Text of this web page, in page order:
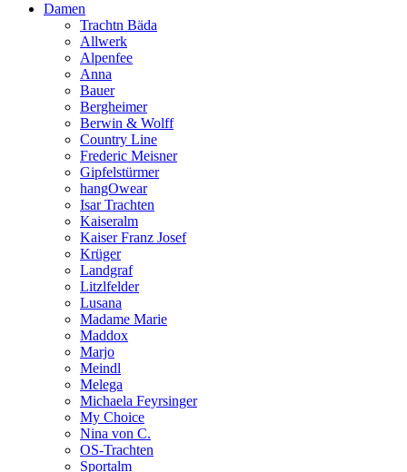
Damen
Trachtn Bäda
Allwerk
Alpenfee
Anna
Bauer
Bergheimer
Berwin & Wolff
Country Line
Frederic Meisner
Gipfelstürmer
hangOwear
Isar Trachten
Kaiseralm
Kaiser Franz Josef
Krüger
Landgraf
Litzlfelder
Lusana
Madame Marie
Maddox
Marjo
Meindl
Melega
Michaela Feyrsinger
My Choice
Nina von C.
OS-Trachten
Sportalm